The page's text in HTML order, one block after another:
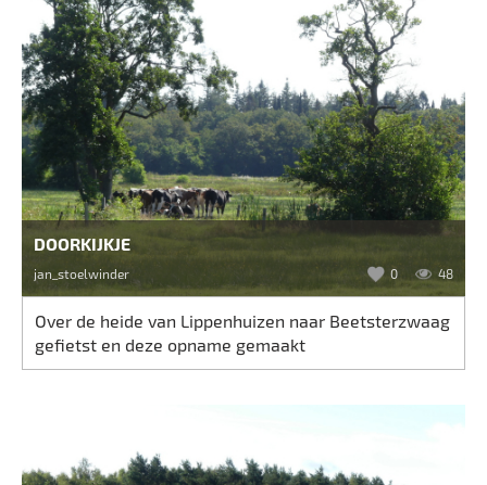
DOORKIJKJE
jan_stoelwinder 0 48
Over de heide van Lippenhuizen naar Beetsterzwaag
gefietst en deze opname gemaakt